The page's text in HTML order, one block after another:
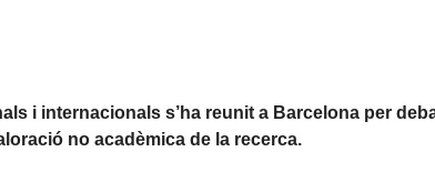
i internacionals s’ha reunit a Barcelona per
no acadèmica de la recerca.